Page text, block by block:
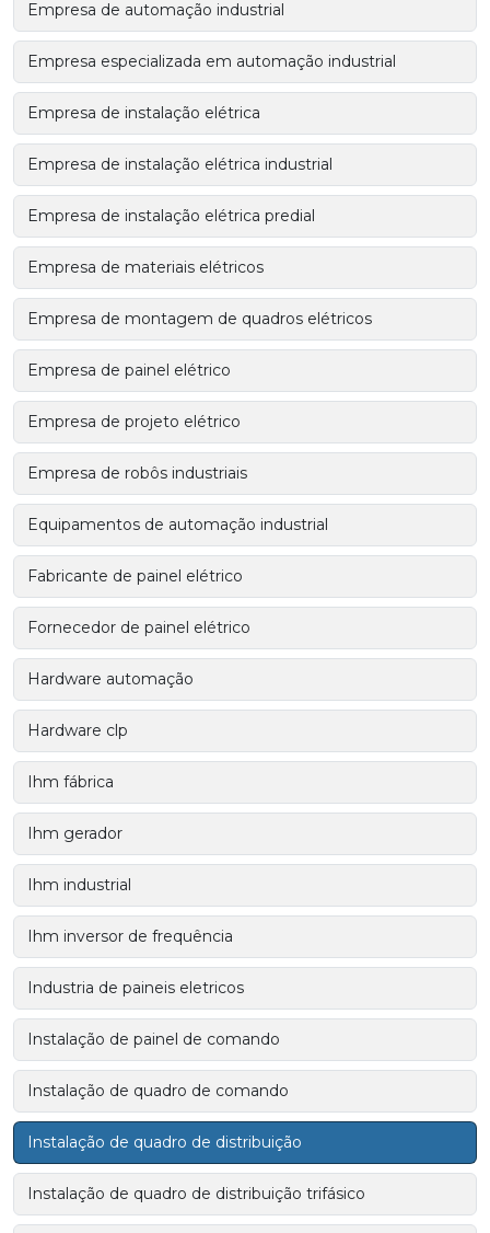
Empresa de automação industrial
Empresa especializada em automação industrial
Empresa de instalação elétrica
Empresa de instalação elétrica industrial
Empresa de instalação elétrica predial
Empresa de materiais elétricos
Empresa de montagem de quadros elétricos
Empresa de painel elétrico
Empresa de projeto elétrico
Empresa de robôs industriais
Equipamentos de automação industrial
Fabricante de painel elétrico
Fornecedor de painel elétrico
Hardware automação
Hardware clp
Ihm fábrica
Ihm gerador
Ihm industrial
Ihm inversor de frequência
Industria de paineis eletricos
Instalação de painel de comando
Instalação de quadro de comando
Instalação de quadro de distribuição
Instalação de quadro de distribuição trifásico